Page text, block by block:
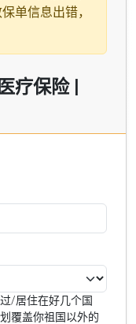
单信息出错，
疗保险 |
/居住在好几个国
覆盖你祖国以外的